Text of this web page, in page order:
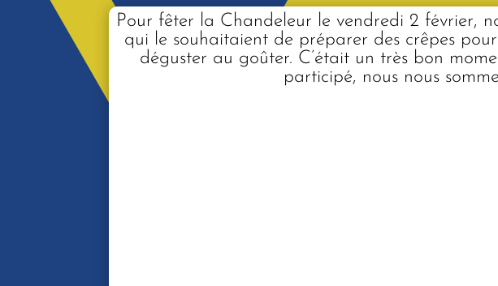
Pour fêter la Chandeleur le vendredi 2 février,
qui le souhaitaient de préparer des crêpes
déguster au goûter. C’était un très bon
participé, nous nous